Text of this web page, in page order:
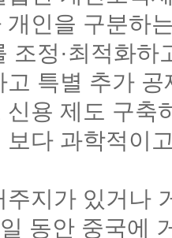
개인을 구분하
조정·최적화
고 특별 추가
신용 제도 구축
보다 과학적이
주지가 있거나
동안 중국에